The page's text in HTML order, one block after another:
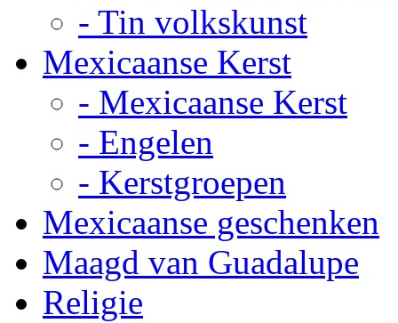
- Tin volkskunst
Mexicaanse Kerst
- Mexicaanse Kerst
- Engelen
- Kerstgroepen
Mexicaanse geschenken
Maagd van Guadalupe
Religie